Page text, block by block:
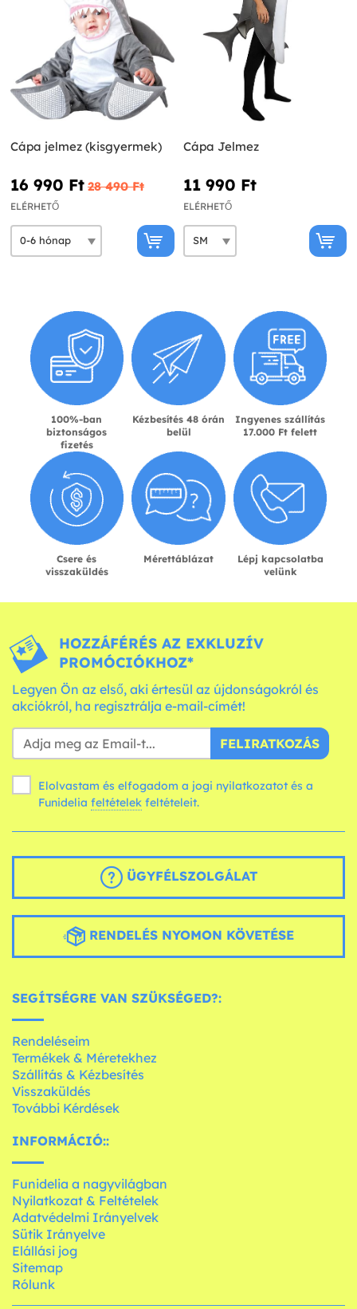
Cápa jelmez (kisgyermek)
16 990 Ft‎ 28 490 Ft‎
ELÉRHETŐ
Cápa Jelmez
11 990 Ft‎
ELÉRHETŐ
100%-ban
biztonságos
fizetés
Kézbesítés 48 órán
belül
Ingyenes szállítás
17.000 Ft felett
Csere és
visszaküldés
Mérettáblázat
Lépj kapcsolatba
velünk
HOZZÁFÉRÉS AZ EXKLUZÍV
PROMÓCIÓKHOZ*
Legyen Ön az első, aki értesül az újdonságokról és
akciókról, ha regisztrálja e-mail-címét!
FELIRATKOZÁS
Elolvastam és elfogadom a jogi nyilatkozatot és a
Funidelia feltételek feltételeit.
ÜGYFÉLSZOLGÁLAT
RENDELÉS NYOMON KÖVETÉSE
SEGÍTSÉGRE VAN SZÜKSÉGED?:
Rendeléseim
Termékek & Méretekhez
Szállítás & Kézbesítés
Visszaküldés
További Kérdések
INFORMÁCIÓ::
Funidelia a nagyvilágban
Nyilatkozat & Feltételek
Adatvédelmi Irányelvek
Sütik Irányelve
Elállási jog
Sitemap
Rólunk